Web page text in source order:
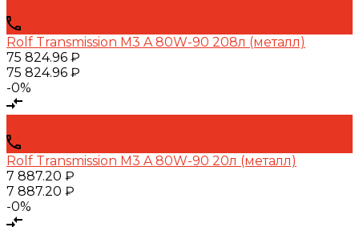
Rolf Transmission M3 A 80W-90 208л (металл)
75 824.96 ₽
75 824.96 ₽
-0%
Rolf Transmission M3 A 80W-90 20л (металл)
7 887.20 ₽
7 887.20 ₽
-0%